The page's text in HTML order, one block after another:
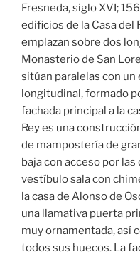
Fresneda, siglo XVI;
edificios de la Casa del
emplazan sobre dos
Monasterio de San
sitúan paralelas con
longitudinal, formado
fachada principal a la
Rey es una
de mampostería de
baja con acceso por
vestíbulo sala con
la casa de Alonso de
una llamativa puerta
muy ornamentada, así
todos sus huecos. La